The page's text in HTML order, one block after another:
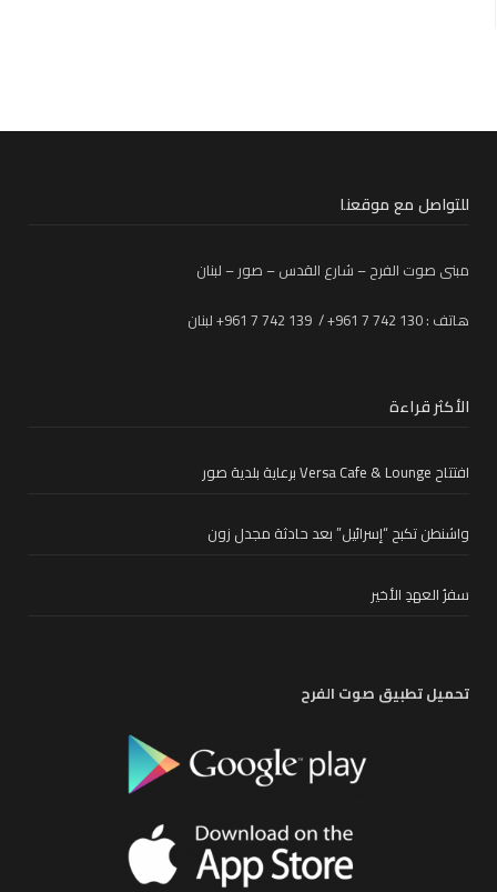
للتواصل مع موقعنا
مبنى صوت الفرح – شارع القدس – صور – لبنان
هاتف : 130 742 7 961+ / 139 742 7 961+ لبنان
الأكثر قراءة
افتتاح Versa Cafe & Lounge برعاية بلدية صور
واشنطن تكبح “إسرائيل” بعد حادثة مجدل زون
سفرُ العهدِ الأخير
تحميل تطبيق صوت الفرح